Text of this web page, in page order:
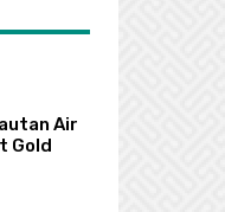
Air
Gold